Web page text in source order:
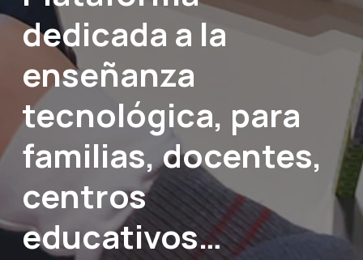
dedicada a la
enseñanza
tecnológica, para
familias, docentes,
centros
educativos…